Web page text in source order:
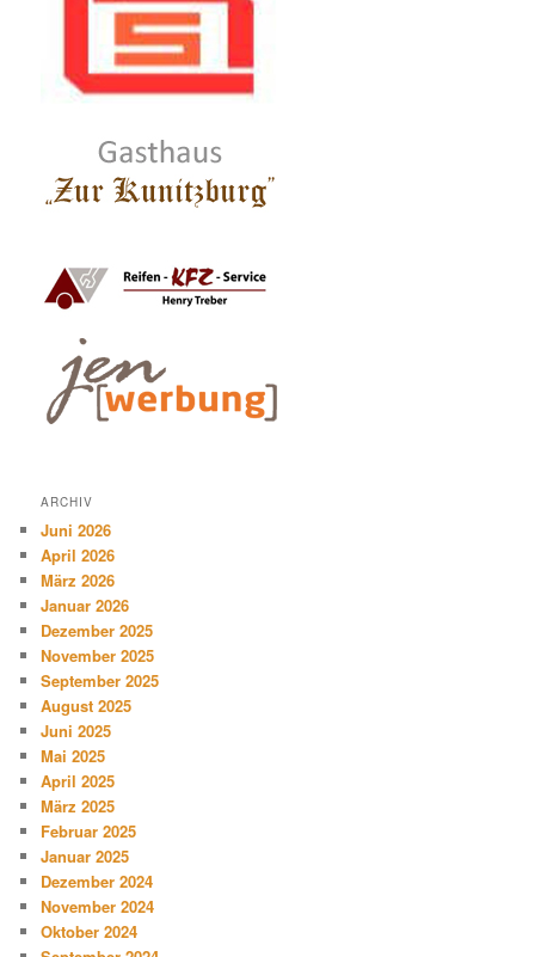
ARCHIV
Juni 2026
April 2026
März 2026
Januar 2026
Dezember 2025
November 2025
September 2025
August 2025
Juni 2025
Mai 2025
April 2025
März 2025
Februar 2025
Januar 2025
Dezember 2024
November 2024
Oktober 2024